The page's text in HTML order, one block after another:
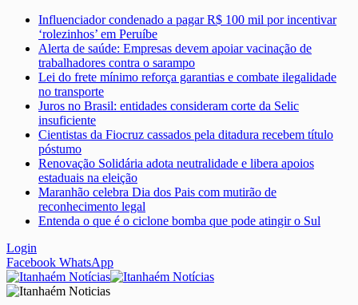
Influenciador condenado a pagar R$ 100 mil por incentivar
‘rolezinhos’ em Peruíbe
Alerta de saúde: Empresas devem apoiar vacinação de
trabalhadores contra o sarampo
Lei do frete mínimo reforça garantias e combate ilegalidade
no transporte
Juros no Brasil: entidades consideram corte da Selic
insuficiente
Cientistas da Fiocruz cassados pela ditadura recebem título
póstumo
Renovação Solidária adota neutralidade e libera apoios
estaduais na eleição
Maranhão celebra Dia dos Pais com mutirão de
reconhecimento legal
Entenda o que é o ciclone bomba que pode atingir o Sul
Login
Facebook WhatsApp